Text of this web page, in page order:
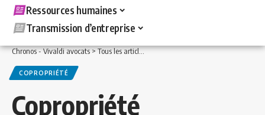
Ressources humaines
Transmission d’entreprise
Chronos - Vivaldi avocats>Tous les articles >Immobilier>Copropriété>
COPROPRIÉTÉ
Copropriété